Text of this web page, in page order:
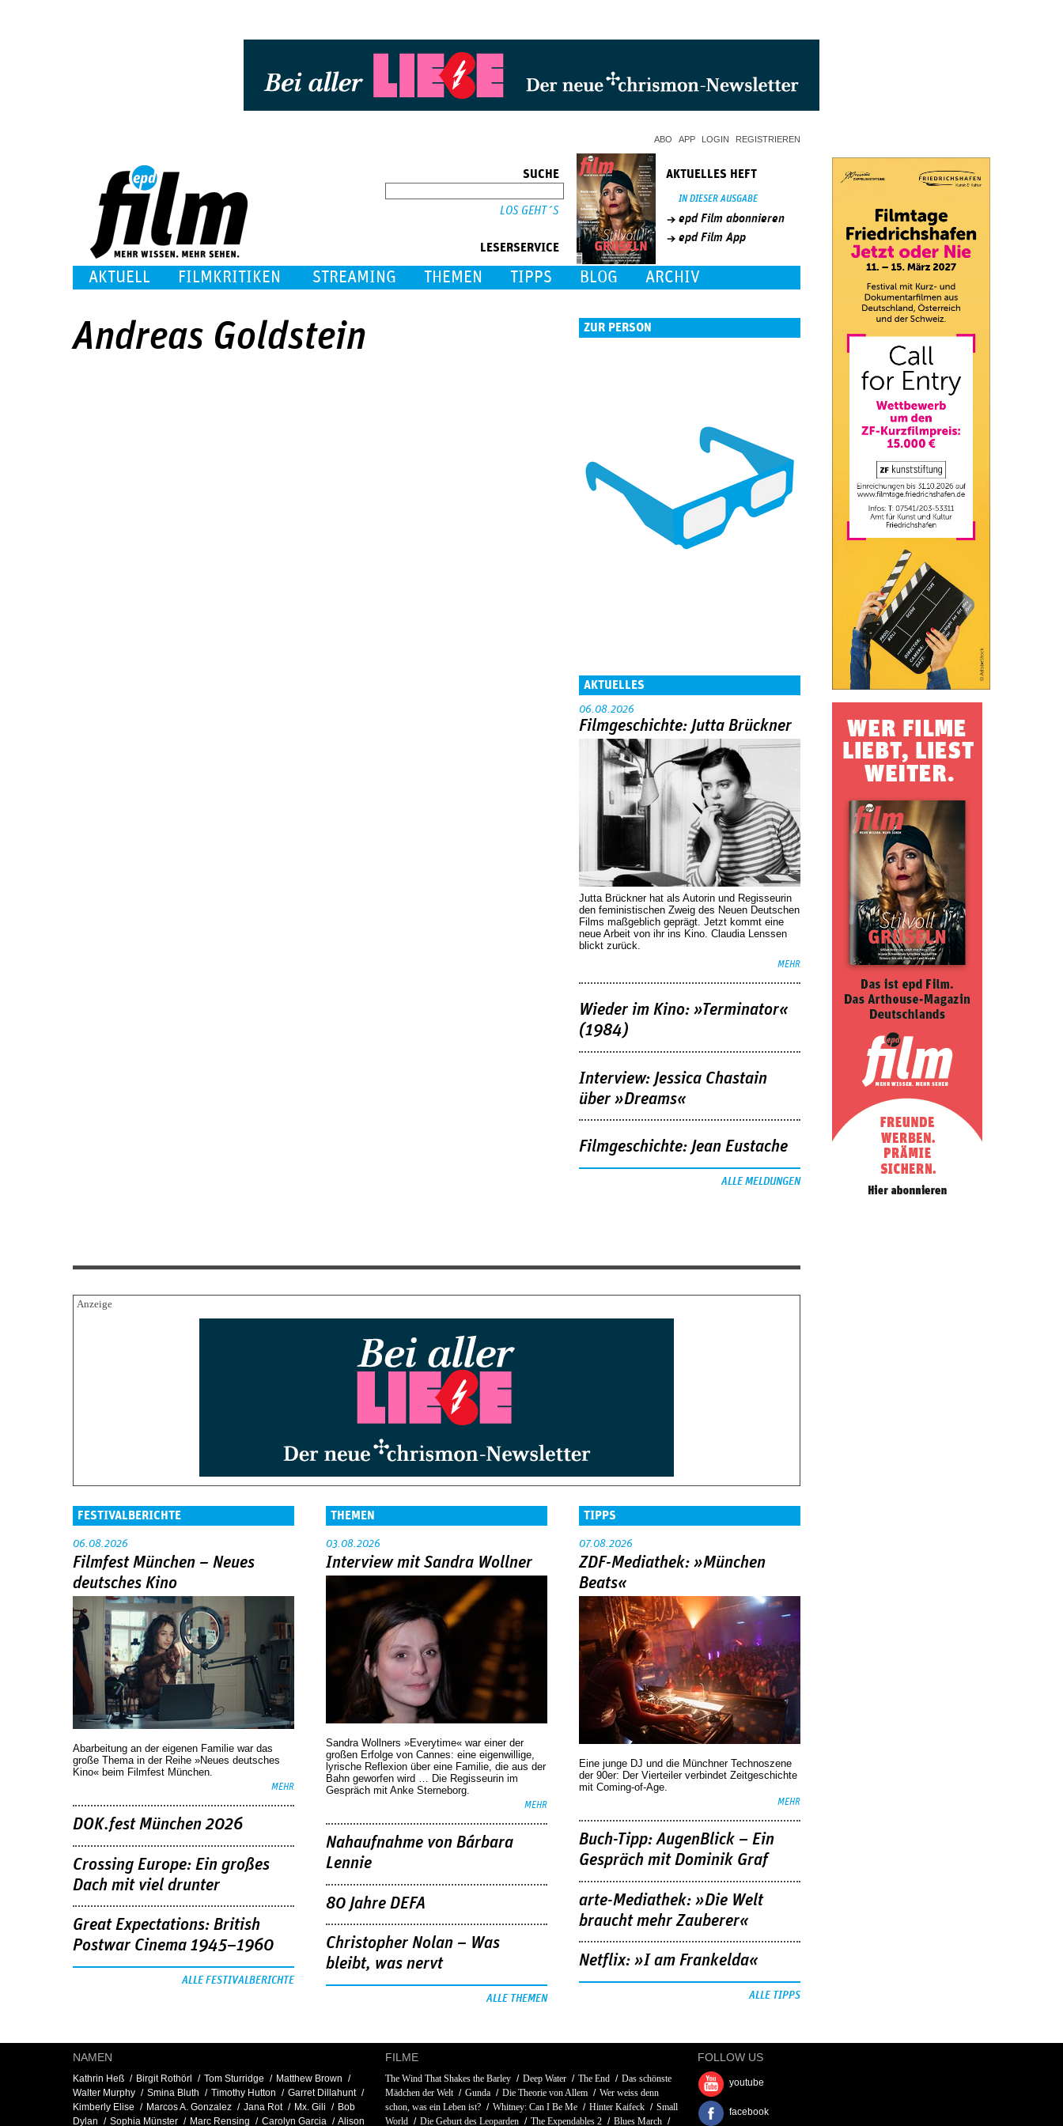
ABO APP LOGIN REGISTRIEREN
SUCHE
LESERSERVICE
AKTUELLES HEFT
IN DIESER AUSGABE
epd Film abonnieren
epd Film App
AKTUELL FILMKRITIKEN STREAMING THEMEN TIPPS BLOG ARCHIV
Andreas Goldstein ZUR PERSON
AKTUELLES
06.08.2026
Filmgeschichte: Jutta Brückner
Jutta Brückner hat als Autorin und Regisseurin
den feministischen Zweig des Neuen Deutschen
Films maßgeblich geprägt. Jetzt kommt eine
neue Arbeit von ihr ins Kino. Claudia Lenssen
blickt zurück.
MEHR
Wieder im Kino: »Terminator«
(1984)
Interview: Jessica Chastain
über »Dreams«
Filmgeschichte: Jean Eustache
ALLE MELDUNGEN
FESTIVALBERICHTE
06.08.2026
Filmfest München – Neues
deutsches Kino
Abarbeitung an der eigenen Familie war das
große Thema in der Reihe »Neues deutsches
Kino« beim Filmfest München.
MEHR
DOK.fest München 2026
Crossing Europe: Ein großes
Dach mit viel drunter
Great Expectations: British
Postwar Cinema 1945–1960
ALLE FESTIVALBERICHTE
THEMEN
03.08.2026
Interview mit Sandra Wollner
Sandra Wollners »Everytime« war einer der
großen Erfolge von Cannes: eine eigenwillige,
lyrische Reflexion über eine ­Familie, die aus der
Bahn geworfen wird … Die Regisseurin im
Gespräch mit Anke Sterneborg.
MEHR
Nahaufnahme von Bárbara
Lennie
80 Jahre DEFA
Christopher Nolan – Was
bleibt, was nervt
ALLE THEMEN
TIPPS
07.08.2026
ZDF-Mediathek: »München
Beats«
Eine junge DJ und die Münchner Technoszene
der 90er: Der Vierteiler verbindet Zeitgeschichte
mit Coming-of-Age.
MEHR
Buch-Tipp: AugenBlick – Ein
Gespräch mit Dominik Graf
arte-Mediathek: »Die Welt
braucht mehr Zauberer«
Netflix: »I am Frankelda«
ALLE TIPPS
NAMEN
Kathrin Heß Birgit Rothörl Tom Sturridge
Matthew Brown
Walter Murphy
Smina Bluth Timothy Hutton
Garret Dillahunt
Kimberly Elise
Marcos A. Gonzalez Jana Rot Mx. Gili
Bob
Dylan
Sophia Münster Marc Rensing Carolyn Garcia Alison
FILME
The Wind That Shakes the Barley Deep Water The End
Das schönste
Mädchen der Welt
Gunda Die Theorie von Allem
Wer weiss denn
schon, was ein Leben ist?
Whitney: Can I Be Me Hinter Kaifeck
Small
World
Die Geburt des Leoparden The Expendables 2 Blues March
FOLLOW US
youtube
facebook